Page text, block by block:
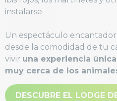
instalarse.
Un espectáculo
desde la comodidad de tu
vivir una experiencia
muy cerca de los
DESCUBRE EL LODGE